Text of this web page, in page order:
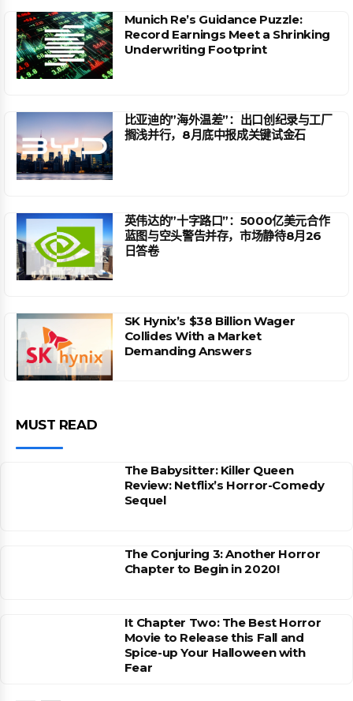
Munich Re’s Guidance Puzzle:
Record Earnings Meet a Shrinking
Underwriting Footprint
比亚迪的”海外温差”：出口创纪录与工厂
搁浅并行，8月底中报成关键试金石
英伟达的”十字路口”：5000亿美元合作
蓝图与空头警告并存，市场静待8月26
日答卷
SK Hynix’s $38 Billion Wager
Collides With a Market
Demanding Answers
MUST READ
The Babysitter: Killer Queen
Review: Netflix’s Horror-Comedy
Sequel
The Conjuring 3: Another Horror
Chapter to Begin in 2020!
It Chapter Two: The Best Horror
Movie to Release this Fall and
Spice-up Your Halloween with
Fear